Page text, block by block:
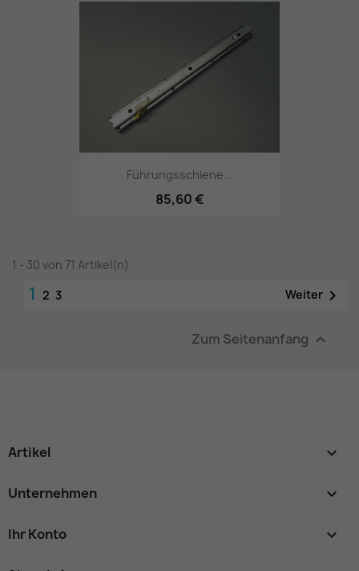
Führungsschiene...
85,60 €
1 - 30 von 71 Artikel(n)
1 2 3 Weiter 
Zum Seitenanfang 
Artikel 
Unternehmen 
Ihr Konto 